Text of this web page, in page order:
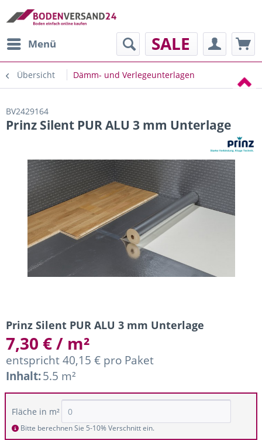
Menü SALE
Übersicht Dämm- und Verlegeunterlagen
BV2429164
Prinz Silent PUR ALU 3 mm Unterlage
Prinz Silent PUR ALU 3 mm Unterlage
7,30 € / m²
entspricht 40,15 € pro Paket
Inhalt:5.5 m²
Fläche in m²
Bitte berechnen Sie 5-10% Verschnitt ein.